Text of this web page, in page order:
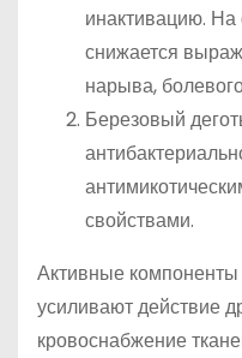
инактивацию.
снижается
нарыва,
Березовый
свойствами.
Активные
усиливают действие
кровоснабжение